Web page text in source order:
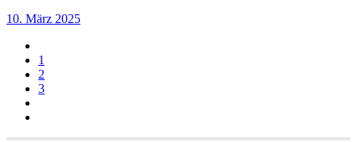
10. März 2025
1
2
3